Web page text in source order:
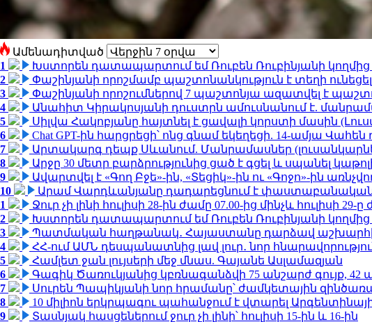
Ամենադիտված
1
Խստորեն դատապարտում եմ Ռուբեն Ռուբինյանի կողմից
2
Փաշինյանի որոշմամբ պաշտոնանկություն է տեղի ունեցել
3
Փաշինյանի որոշումներով 7 պաշտոնյա ազատվել է
4
Անահիտ Կիրակոսյանի դուստրն ամուսնանում է.
5
Սիլվա Հակոբյանը հայտնել է ցավալի կորստի մասին
6
Chat GPT-ին հարցրեցի՝ ոնց գնամ եկեղեցի. 14-ամյա
7
Արտակարգ դեպք Սևանում. Մանրամասներ
8
Արջը 30 մետր բարձրությունից ցած է գցել և սպանել
9
Ավարտվել է «Գող Բջե»-ին, «Տեցիկ»-ին ու «Գոջո»-ին
10
Արամ Վարդևանյանը դադարեցնում է փաստաբանական
1
Ջուր չի լինի հուլիսի 28-ին ժամը 07.00-ից մինչև հուլիսի 29-ը
2
Խստորեն դատապարտում եմ Ռուբեն Ռուբինյանի կողմից
3
Պատմական հաղթանակ․ Հայաստանը դարձավ աշխարհի
4
ՀՀ-ում ԱՄՆ դեսպանատնից լավ լուր․ նոր
5
Համլետ ջան լույսերի մեջ մնաս. Գայանե Ասլամազյան
6
Գագիկ Ծառուկյանից կբռնագանձվի 75 անշարժ գույք, 42
7
Սուրեն Պապիկյանի նոր հրամանը՝ ժամկետային
8
10 միլիոն երկրպագու պահանջում է վտարել
9
Տասնյակ հասցեներում ջուր չի լինի՝ հուլիսի 15-ին և 16-ին